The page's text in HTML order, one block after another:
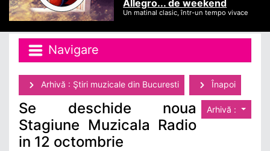
Allegro... de weekend
Un matinal clasic, într-un tempo vivace
Navigare
Arhivă : Ştiri muzicale din Bucuresti Înapoi
Arhivă :
Se deschide noua
Stagiune Muzicala Radio
in 12 octombrie